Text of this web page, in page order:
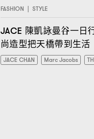
FASHION | STYLE
JACE 陳凱詠曼谷一日
尚造型把天橋帶到生活
JACE CHAN Marc Jacobs